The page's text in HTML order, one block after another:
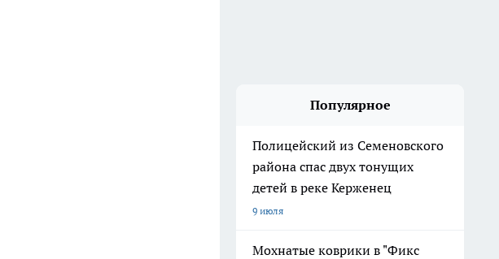
Популярное
Полицейский из Семеновского
района спас двух тонущих
детей в реке Керженец
9 июля
Мохнатые коврики в "Фикс